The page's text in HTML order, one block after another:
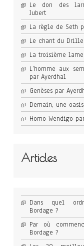
Le don des
Jubert
La règle de Seth
Le chant du
La troisième
L’homme aux
par Ayerdhal
Genèses par
Demain, une
Homo Wendigo
Articles
Dans quel
Bordage ?
Par où
Bordage ?